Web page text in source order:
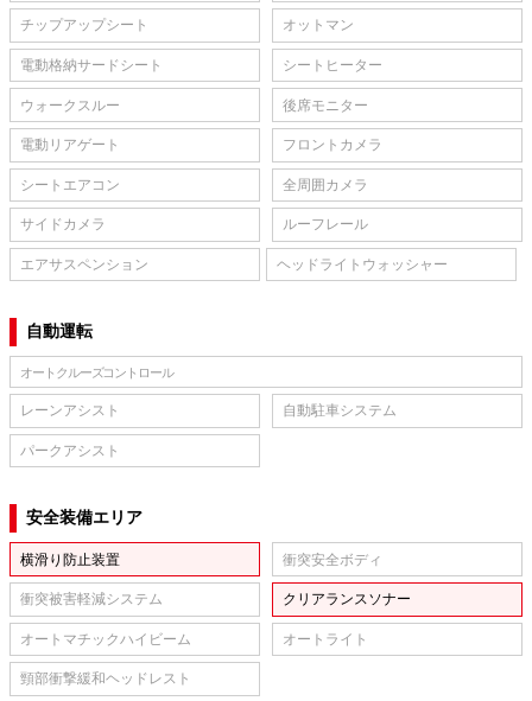
チップアップシート オットマン
電動格納サードシート シートヒーター
ウォークスルー 後席モニター
電動リアゲート フロントカメラ
シートエアコン 全周囲カメラ
サイドカメラ ルーフレール
エアサスペンション ヘッドライトウォッシャー
自動運転
オートクルーズコントロール
レーンアシスト 自動駐車システム
パークアシスト
安全装備エリア
横滑り防止装置 衝突安全ボディ
衝突被害軽減システム クリアランスソナー
オートマチックハイビーム オートライト
頸部衝撃緩和ヘッドレスト